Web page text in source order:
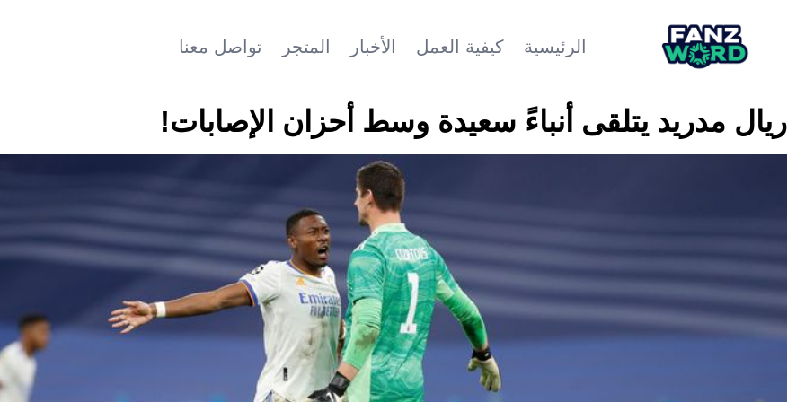
الرئيسية كيفية العمل الأخبار المتجر تواصل معنا
ريال مدريد يتلقى أنباءً سعيدة وسط أحزان الإصابات!